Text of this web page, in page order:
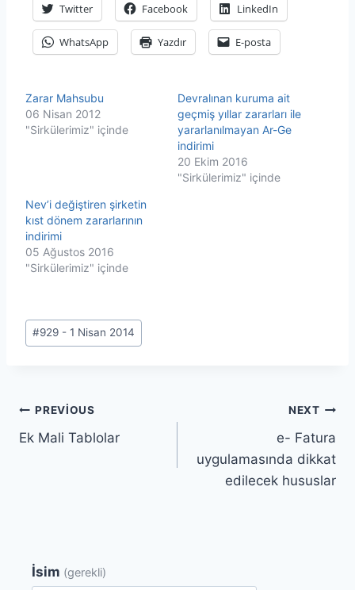
Twitter Facebook LinkedIn
WhatsApp Yazdır E-posta
Zarar Mahsubu
06 Nisan 2012
"Sirkülerimiz" içinde
Devralınan kuruma ait
geçmiş yıllar zararları ile
yararlanılmayan Ar-Ge
indirimi
20 Ekim 2016
"Sirkülerimiz" içinde
Nev’i değiştiren şirketin
kıst dönem zararlarının
indirimi
05 Ağustos 2016
"Sirkülerimiz" içinde
Post
Tags:
#929 - 1 Nisan 2014
Yazı
gezinmesi
PREVIOUS
Ek Mali Tablolar
NEXT
e- Fatura
uygulamasında dikkat
edilecek hususlar
İsim (gerekli)